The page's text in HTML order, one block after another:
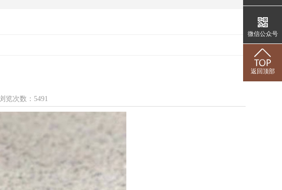
览次数：5491
微信公众号
返回顶部